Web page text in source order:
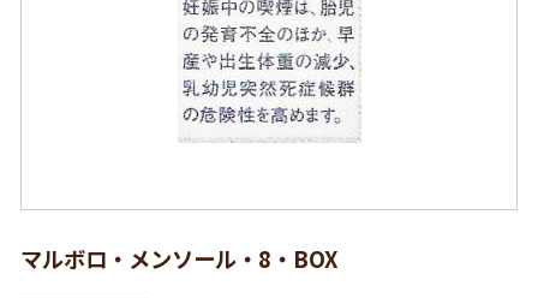
マルボロ・メンソール・8・BOX